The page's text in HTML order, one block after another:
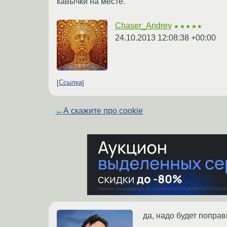
Chaser_Andrey ★★★★★
24.10.2013 12:08:38 +00:00
Ссылка
←А скажите про cookie
да, надо будет